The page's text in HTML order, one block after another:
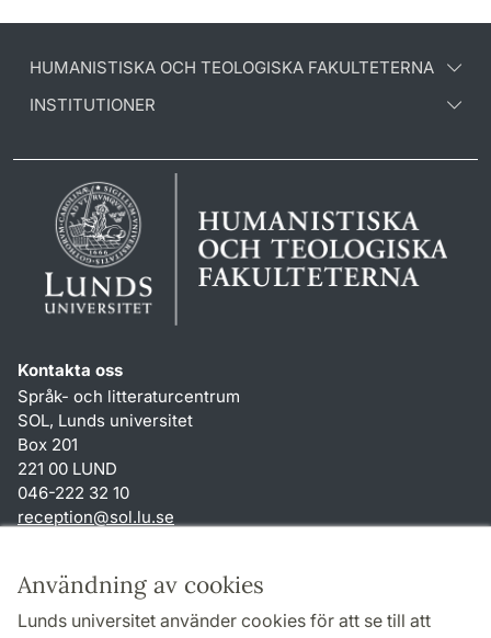
Användning av cookies
Lunds universitet använder cookies för att se till att
HUMANISTISKA OCH TEOLOGISKA FAKULTETERNA
INSTITUTIONER
Kontakta oss
Språk- och litteraturcentrum
SOL, Lunds universitet
Box 201
221 00 LUND
046-222 32 10
reception@sol.lu.se
Genvägar
Om webbplatsen och cookies